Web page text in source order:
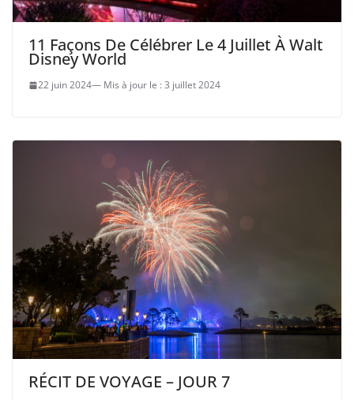
11 Façons De Célébrer Le 4 Juillet À Walt
Disney World
22 juin 2024 3 juillet 2024
RÉCIT DE VOYAGE – JOUR 7